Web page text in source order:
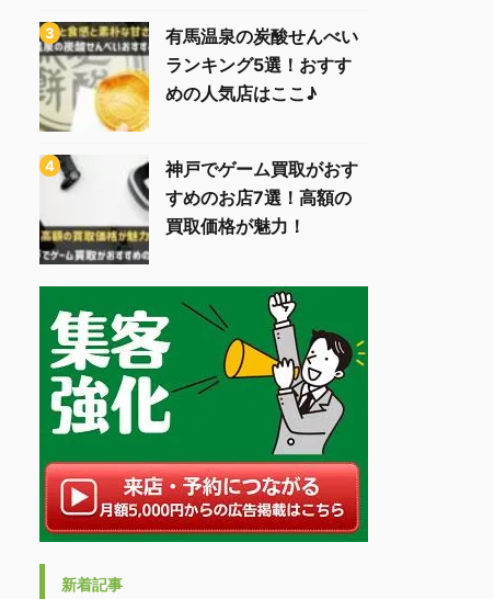
有馬温泉の炭酸せんべい
ランキング5選！おすす
めの人気店はここ♪
神戸でゲーム買取がおす
すめのお店7選！高額の
買取価格が魅力！
新着記事